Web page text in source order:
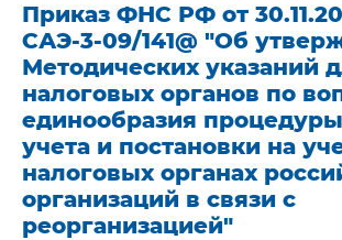
Приказ ФНС РФ от
САЭ-3-09/141@ "Об
Методических указаний
налоговых органов по
единообразия
учета и постановки на
налоговых органах
организаций в связи с
реорганизацией"